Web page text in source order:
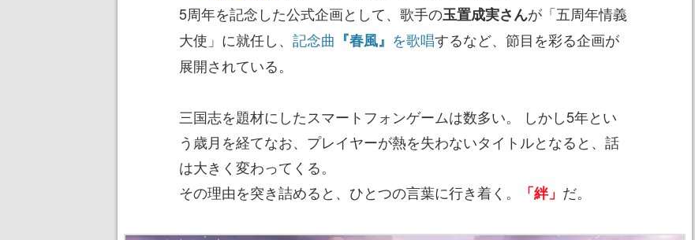
5周年を記念した公式企画として、歌手の玉置成実さんが「五周年情義
大使」に就任し、 記念曲 『春風』 を歌唱するなど、節目を彩る企画が
展開されている。
三国志を題材にしたスマートフォンゲームは数多い。 しかし5年とい
う歳月を経てなお、プレイヤーが熱を失わないタイトルとなると、話
は大きく変わってくる。
その理由を突き詰めると、ひとつの言葉に行き着く。
「絆」 だ。